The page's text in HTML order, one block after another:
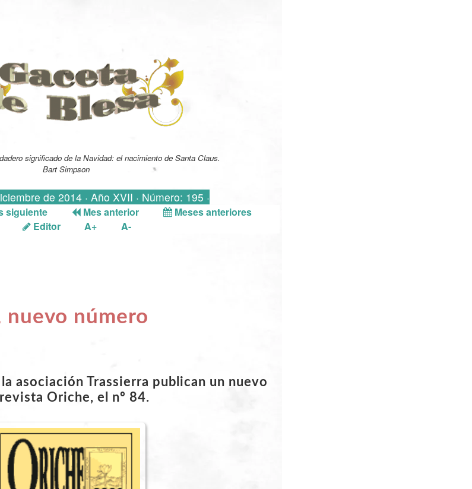
significado de la Navidad: el nacimiento de Santa Claus.
Bart Simpson
de 2014 · Año XVII · Número: 195 ·
siguiente Mes anterior
Meses anteriores
Editor
A+ A-
nuevo número
la asociación Trassierra publican un nuevo
Oriche, el nº 84.